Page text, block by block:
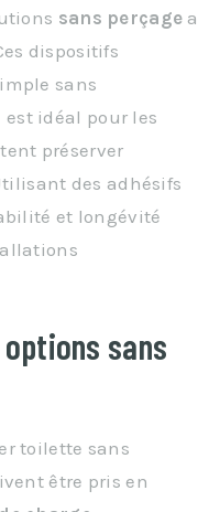
sans perçage a
dispositifs
sans
idéal pour les
préserver
des adhésifs
et longévité
sans
toilette sans
être pris en